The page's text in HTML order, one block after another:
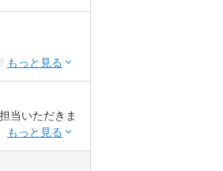
経験（10年以
当いただきま